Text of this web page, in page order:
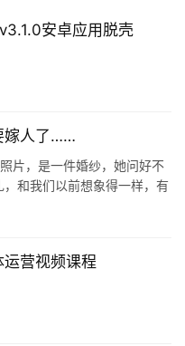
安卓应用脱壳
嫁人了……
片，是一件婚纱，她问好不
和我们以前想象得一样，有
营视频课程